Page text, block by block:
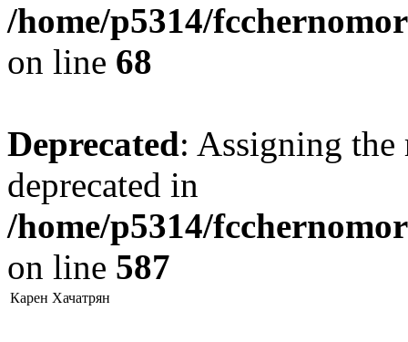
/home/p5314/
on line 68
Deprecated: Assigning the
deprecated in
/home/p5314/
on line 587
Карен Хачатрян